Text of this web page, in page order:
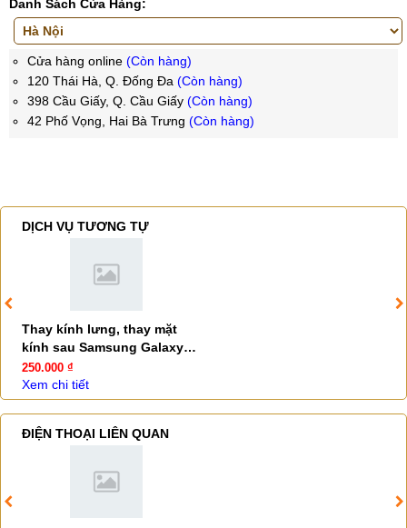
Danh Sách Cửa Hàng:
Cửa hàng online (Còn hàng)
120 Thái Hà, Q. Đống Đa (Còn hàng)
398 Cầu Giấy, Q. Cầu Giấy (Còn hàng)
42 Phố Vọng, Hai Bà Trưng (Còn hàng)
DỊCH VỤ TƯƠNG TỰ
Thay kính lưng, thay mặt
kính sau Samsung Galaxy
A20s
250.000 ₫
Xem chi tiết
ĐIỆN THOẠI LIÊN QUAN